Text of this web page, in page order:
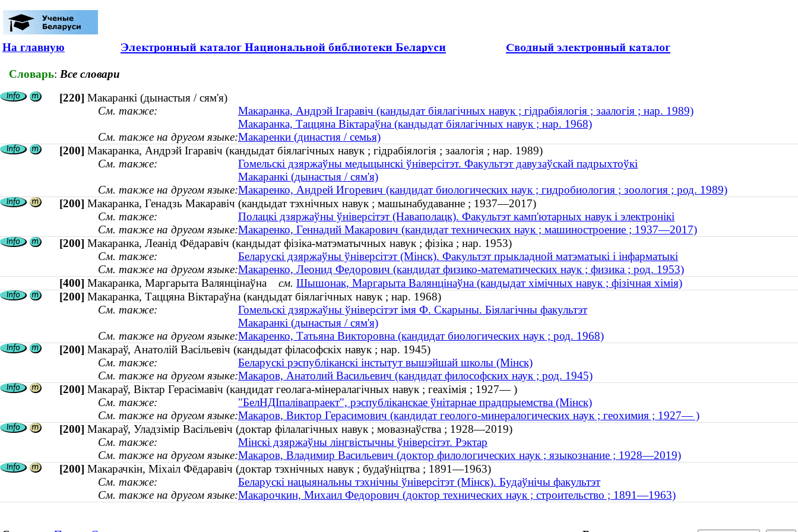
На главную
Словарь: Все словари
[220] Макаранкі (дынастыя / сям'я)
См. также:
Макаранка, Андрэй Ігаравіч (кандыдат біялагічных навук ; гідрабіялогія ; заалогія ; нар. 1989)
Макаранка, Таццяна Віктараўна (кандыдат біялагічных навук ; нар. 1968)
См. также на другом языке:Макаренки (династия / семья)
[200] Макаранка, Андрэй Ігаравіч (кандыдат біялагічных навук ; гідрабіялогія ; заалогія ; нар. 1989)
См. также:
Гомельскі дзяржаўны медыцынскі ўніверсітэт. Факультэт давузаўскай падрыхтоўкі
Макаранкі (дынастыя / сям'я)
См. также на другом языке:Макаренко, Андрей Игоревич (кандидат биологических наук ; гидробиология ; зоология ; род. 1989)
[200] Макаранка, Генадзь Макаравіч (кандыдат тэхнічных навук ; машынабудаванне ; 1937—2017)
См. также:
Полацкі дзяржаўны ўніверсітэт (Наваполацк). Факультэт камп'ютарных навук і электронікі
См. также на другом языке:Макаренко, Геннадий Макарович (кандидат технических наук ; машиностроение ; 1937—2017)
[200] Макаранка, Леанiд Фёдаравiч (кандыдат фізіка-матэматычных навук ; фізіка ; нар. 1953)
См. также:
Беларускі дзяржаўны ўніверсітэт (Мінск). Факультэт прыкладной матэматыкі і інфарматыкі
См. также на другом языке:Макаренко, Леонид Федорович (кандидат физико-математических наук ; физика ; род. 1953)
[400] Макаранка, Маргарыта Валянцінаўна см. Шышонак, Маргарыта Валянцінаўна (кандыдат хімічных навук ; фізічная хімія)
[200] Макаранка, Таццяна Віктараўна (кандыдат біялагічных навук ; нар. 1968)
См. также:
Гомельскі дзяржаўны ўніверсітэт імя Ф. Скарыны. Біялагічны факультэт
Макаранкі (дынастыя / сям'я)
См. также на другом языке:Макаренко, Татьяна Викторовна (кандидат биологических наук ; род. 1968)
[200] Макараў, Анатолій Васільевіч (кандыдат філасофскіх навук ; нар. 1945)
См. также:
Беларускі рэспубліканскі інстытут вышэйшай школы (Мінск)
См. также на другом языке:Макаров, Анатолий Васильевич (кандидат философских наук ; род. 1945)
[200] Макараў, Віктар Герасімавіч (кандидат геолага-мінералагічных навук ; геахімія ; 1927— )
См. также:
"БелНДIпалiвапраект", рэспубліканскае ўнітарнае прадпрыемства (Мінск)
См. также на другом языке:Макаров, Виктор Герасимович (кандидат геолого-минералогических наук ; геохимия ; 1927— )
[200] Макараў, Уладзімір Васільевіч (доктар філалагічных навук ; мовазнаўства ; 1928—2019)
См. также:
Мінскі дзяржаўны лінгвістычны ўніверсітэт. Рэктар
См. также на другом языке:Макаров, Владимир Васильевич (доктор филологических наук ; языкознание ; 1928—2019)
[200] Макарачкін, Міхаіл Фёдаравіч (доктар тэхнічных навук ; будаўніцтва ; 1891—1963)
См. также:
Беларускі нацыянальны тэхнічны ўніверсітэт (Мінск). Будаўнічы факультэт
См. также на другом языке:Макарочкин, Михаил Федорович (доктор технических наук ; строительство ; 1891—1963)